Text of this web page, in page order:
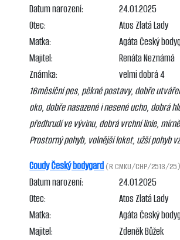
Datum narození:
24.01.2025
Otec:
Atos Zlatá Lady
Matka:
Agáta Český
Majitel:
Renáta Neznámá
Známka:
velmi dobrá 4
16měsíční pes, pěkné postavy, dobře
oko, dobře nasazené i nesené ucho, dobrá
předhrudí ve vývinu, dobrá vrchní linie,
Prostorný pohyb, volnější loket, užší pohyb
Coudy Český bodygard (R CMKU/CHP/2513/25)
Datum narození:
24.01.2025
Otec:
Atos Zlatá Lady
Matka:
Agáta Český
Majitel:
Zdeněk Bůžek